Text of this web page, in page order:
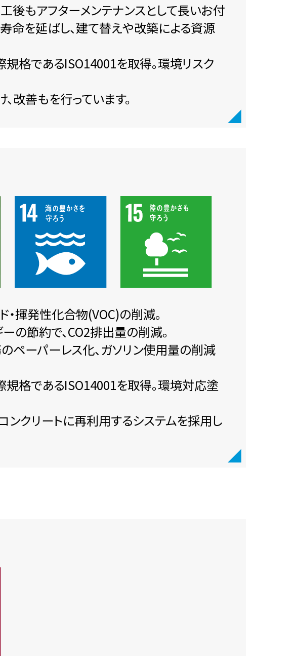
後もアフターメンテナンスとして長いお付
命を延ばし、建て替えや改築による資源
格であるISO14001を取得。環境リスク
改善もを行っています。
揮発性化合物(VOC)の削減。
の節約で、CO2排出量の削減。
ペーパーレス化、ガソリン使用量の削減
規格であるISO14001を取得。環境対応塗
クリートに再利用するシステムを採用し